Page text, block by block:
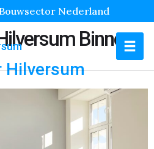
Nederland
Binnen
Hilversum